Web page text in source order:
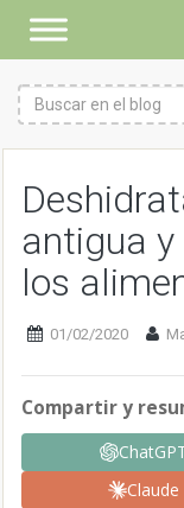
antigua
los
01/02/2020
Compartir y
Claude